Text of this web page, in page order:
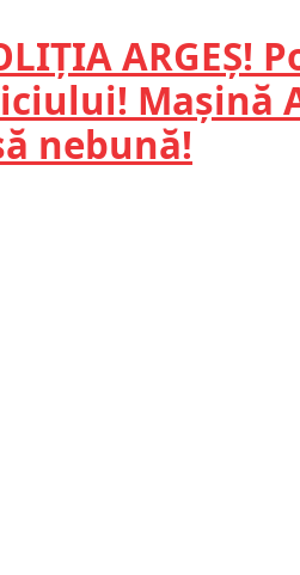
ARGEȘ!
Mașină
nebună!